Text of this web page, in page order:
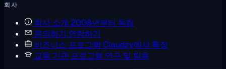
회사
회사 소개 2008년부터 독립
문의하기 연락하기
비즈니스 프로그램 Cloudzy에서 확장
교육 기관 프로그램 연구 및 팀용